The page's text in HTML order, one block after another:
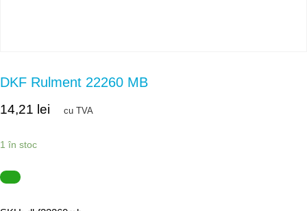
DKF Rulment 22260 MB
14,21 lei cu TVA
1 în stoc